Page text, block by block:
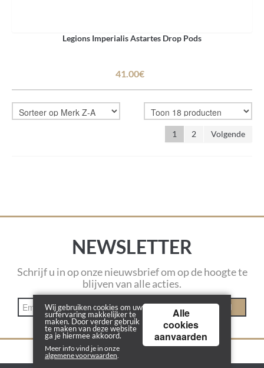
Legions Imperialis Astartes Drop Pods
41.00€
1 2 Volgende
NEWSLETTER
Schrijf u in op onze nieuwsbrief om op de hoogte te
blijven van alle acties.
INSCHRIJVEN
Wij gebruiken cookies om uw
surfervaring makkelijker te
maken. Door verder gebruik
te maken van deze website
ga je hiermee akkoord.
Meer info vind je in onze
algemene voorwaarden.
Alle
cookies
aanvaarden